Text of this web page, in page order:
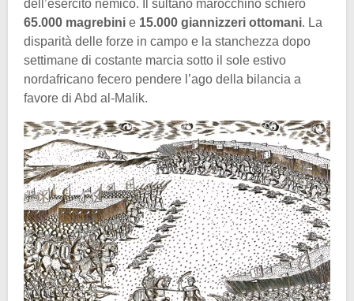
dell’esercito nemico. Il sultano marocchino schierò
65.000 magrebini e 15.000 giannizzeri ottomani. La
disparità delle forze in campo e la stanchezza dopo
settimane di costante marcia sotto il sole estivo
nordafricano fecero pendere l’ago della bilancia a
favore di Abd al-Malik.